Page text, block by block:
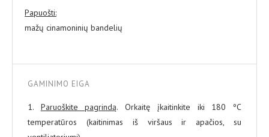
Papuošti:
mažų cinamoninių bandelių
GAMINIMO EIGA
1. Paruoškite pagrindą. Orkaitę įkaitinkite iki 180 ºC
temperatūros (kaitinimas iš viršaus ir apačios, su